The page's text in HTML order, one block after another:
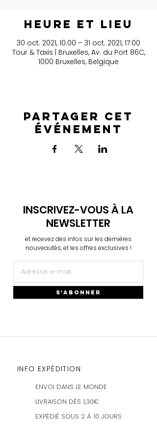
Heure et lieu
30 oct. 2021, 10:00 – 31 oct. 2021, 17:00
Tour & Taxis | Bruxelles, Av. du Port 86C,
1000 Bruxelles, Belgique
Partager cet
événement
INSCRIVEZ-VOUS À LA
NEWSLETTER
et recevez des infos sur les dernières
nouveautés, et les offres exclusives !
S'ABONNER
INFO EXPÉDITION
ENVOI DANS LE MONDE
LIVRAISON DÈS 1,30€
EXPÉDIÉ SOUS 2 À 10 JOURS